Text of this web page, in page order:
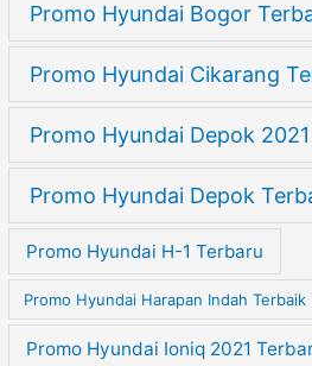
Promo Hyundai Bogor
Promo Hyundai Cikarang
Promo Hyundai Depok
Promo Hyundai Depok
Promo Hyundai H-1 Terbaru
Promo Hyundai Harapan Indah Terbaik
Promo Hyundai Ioniq 2021